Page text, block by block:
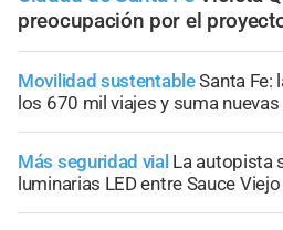
preocupación por el
Movilidad sustentableSanta Fe:
los 670 mil viajes y suma
Más seguridad vial La autopista
luminarias LED entre Sauce